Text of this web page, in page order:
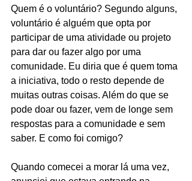
Quem é o voluntário? Segundo alguns,
voluntário é alguém que opta por
participar de uma atividade ou projeto
para dar ou fazer algo por uma
comunidade. Eu diria que é quem toma
a iniciativa, todo o resto depende de
muitas outras coisas. Além do que se
pode doar ou fazer, vem de longe sem
respostas para a comunidade e sem
saber. E como foi comigo?
Quando comecei a morar lá uma vez,